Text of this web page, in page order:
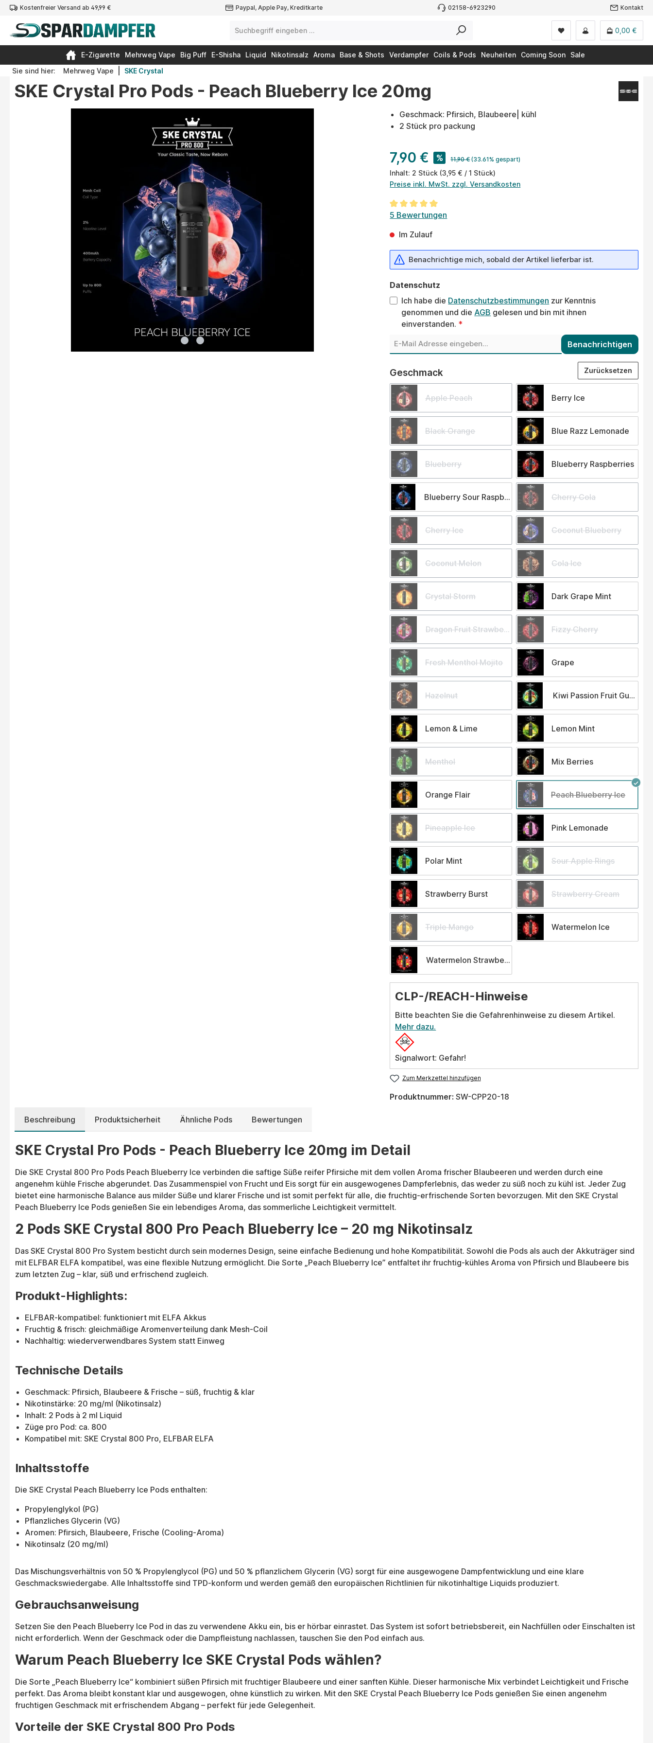
Zur Hauptnavigation springen
Kostenfreier Versand ab 49,99 € Paypal, Apple Pay, Kreditkarte 02158-6923290 Kontakt
0,00 €
E-Zigarette Mehrweg Vape Big Puff E-Shisha Liquid Nikotinsalz Aroma Base & Shots Verdampfer Coils & Pods Neuheiten Coming Soon
Sale
Sie sind hier:
Mehrweg Vape SKE Crystal
SKE Crystal Pro Pods - Peach Blueberry Ice 20mg
Geschmack: Pfirsich, Blaubeere| kühl
2 Stück pro packung
7,90 € % 11,90 € (33.61% gespart)
Inhalt: 2 Stück (3,95 € / 1 Stück)
Preise inkl. MwSt. zzgl. Versandkosten
Durchschnittliche Bewertung von 5 von 5 Sternen
5 Bewertungen
Im Zulauf
Benachrichtige mich, sobald der Artikel lieferbar ist.
Datenschutz
Ich habe die Datenschutzbestimmungen zur Kenntnis
genommen und die AGB gelesen und bin mit ihnen
einverstanden. *
Benachrichtigen
Geschmack
Apple Peach Berry Ice
Black Orange Blue Razz Lemonade
Blueberry Blueberry Raspberries
Blueberry Sour Raspberry Cherry Cola
Cherry Ice Coconut Blueberry
Coconut Melon Cola Ice
Crystal Storm Dark Grape Mint
Dragon Fruit Strawberry Fizzy Cherry
Fresh Menthol Mojito Grape
Hazelnut Kiwi Passion Fruit Guava
Lemon & Lime Lemon Mint
Menthol Mix Berries
Orange Flair Peach Blueberry Ice
Pineapple Ice Pink Lemonade
Polar Mint Sour Apple Rings
Strawberry Burst Strawberry Cream
Triple Mango Watermelon Ice
Watermelon Strawberry Bubblegum
Zurücksetzen
CLP-/REACH-Hinweise
Bitte beachten Sie die Gefahrenhinweise zu diesem Artikel.
Mehr dazu.
Signalwort: Gefahr!
Zum Merkzettel hinzufügen
Produktnummer:SW-CPP20-18
Beschreibung Produktsicherheit Ähnliche Pods Bewertungen
SKE Crystal Pro Pods - Peach Blueberry Ice 20mg im Detail
Die SKE Crystal 800 Pro Pods Peach Blueberry Ice verbinden die saftige Süße reifer Pfirsiche mit dem vollen Aroma frischer Blaubeeren und werden durch eine
angenehm kühle Frische abgerundet. Das Zusammenspiel von Frucht und Eis sorgt für ein ausgewogenes Dampferlebnis, das weder zu süß noch zu kühl ist. Jeder Zug
bietet eine harmonische Balance aus milder Süße und klarer Frische und ist somit perfekt für alle, die fruchtig-erfrischende Sorten bevorzugen. Mit den SKE Crystal
Peach Blueberry Ice Pods genießen Sie ein lebendiges Aroma, das sommerliche Leichtigkeit vermittelt.
2 Pods SKE Crystal 800 Pro Peach Blueberry Ice – 20 mg Nikotinsalz
Das SKE Crystal 800 Pro System besticht durch sein modernes Design, seine einfache Bedienung und hohe Kompatibilität. Sowohl die Pods als auch der Akkuträger sind
mit ELFBAR ELFA kompatibel, was eine flexible Nutzung ermöglicht. Die Sorte „Peach Blueberry Ice” entfaltet ihr fruchtig-kühles Aroma von Pfirsich und Blaubeere bis
zum letzten Zug – klar, süß und erfrischend zugleich.
Produkt-Highlights:
ELFBAR-kompatibel: funktioniert mit ELFA Akkus
Fruchtig & frisch: gleichmäßige Aromenverteilung dank Mesh-Coil
Nachhaltig: wiederverwendbares System statt Einweg
Technische Details
Geschmack: Pfirsich, Blaubeere & Frische – süß, fruchtig & klar
Nikotinstärke: 20 mg/ml (Nikotinsalz)
Inhalt: 2 Pods à 2 ml Liquid
Züge pro Pod: ca. 800
Kompatibel mit: SKE Crystal 800 Pro, ELFBAR ELFA
Inhaltsstoffe
Die SKE Crystal Peach Blueberry Ice Pods enthalten:
Propylenglykol (PG)
Pflanzliches Glycerin (VG)
Aromen: Pfirsich, Blaubeere, Frische (Cooling-Aroma)
Nikotinsalz (20 mg/ml)
Das Mischungsverhältnis von 50 % Propylenglycol (PG) und 50 % pflanzlichem Glycerin (VG) sorgt für eine ausgewogene Dampfentwicklung und eine klare
Geschmackswiedergabe. Alle Inhaltsstoffe sind TPD-konform und werden gemäß den europäischen Richtlinien für nikotinhaltige Liquids produziert.
Gebrauchsanweisung
Setzen Sie den Peach Blueberry Ice Pod in das zu verwendene Akku ein, bis er hörbar einrastet. Das System ist sofort betriebsbereit, ein Nachfüllen oder Einschalten ist
nicht erforderlich. Wenn der Geschmack oder die Dampfleistung nachlassen, tauschen Sie den Pod einfach aus.
Warum Peach Blueberry Ice SKE Crystal Pods wählen?
Die Sorte „Peach Blueberry Ice“ kombiniert süßen Pfirsich mit fruchtiger Blaubeere und einer sanften Kühle. Dieser harmonische Mix verbindet Leichtigkeit und Frische
perfekt. Das Aroma bleibt konstant klar und ausgewogen, ohne künstlich zu wirken. Mit den SKE Crystal Peach Blueberry Ice Pods genießen Sie einen angenehm
fruchtigen Geschmack mit erfrischendem Abgang – perfekt für jede Gelegenheit.
Vorteile der SKE Crystal 800 Pro Pods